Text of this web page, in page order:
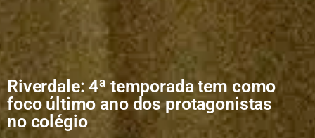
Riverdale: 4ª temporada tem como
foco último ano dos protagonistas
no colégio